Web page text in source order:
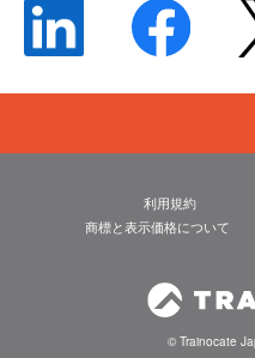
利用規約
商標と表示価格について
© Trainocate